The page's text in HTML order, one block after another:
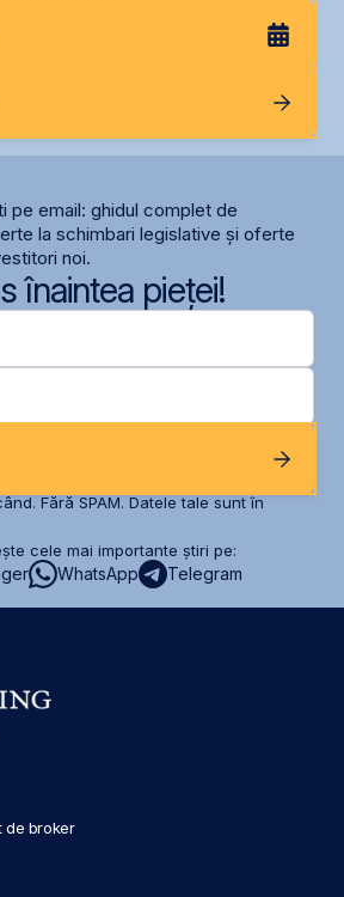
pe email: ghidul complet de
la schimbari legislative și oferte
noi.
înaintea pieței!
Fără SPAM. Datele tale sunt în
cele mai importante știri pe:
WhatsApp Telegram
de broker